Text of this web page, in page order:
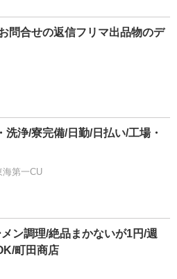
問合せの返信フリマ出品物のデ
浄/寮完備/日勤/日払い/工場・
海第一CU
ン調理/絶品まかないが1円/週
町田商店